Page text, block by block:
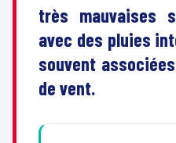
très mauvaises
avec des pluies
souvent
de vent.